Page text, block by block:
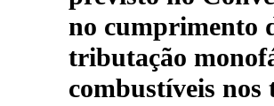
no cumprimento
tributação
combustíveis nos